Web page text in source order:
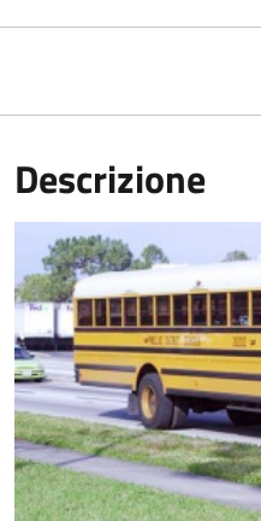
Descrizione